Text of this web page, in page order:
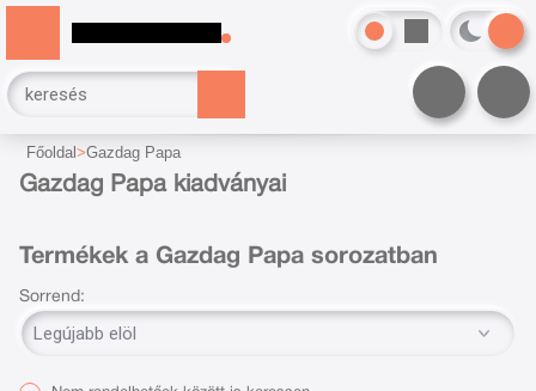
Főoldal Gazdag Papa
Gazdag Papa kiadványai
Termékek a Gazdag Papa sorozatban
Sorrend: